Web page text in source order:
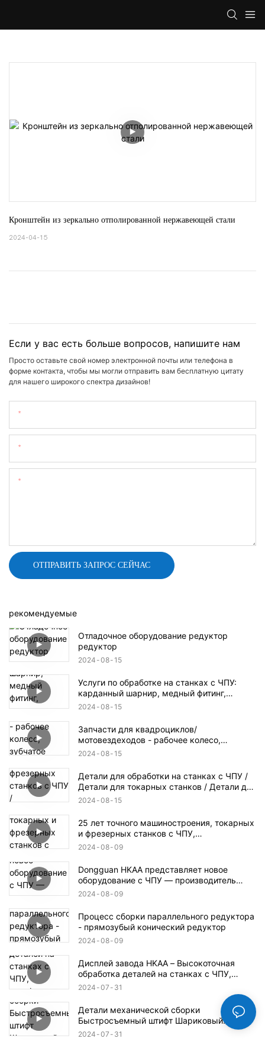
Кронштейн из зеркально отполированной нержавеющей стали
2024-04-15
Если у вас есть больше вопросов, напишите нам
Просто оставьте свой номер электронной почты или телефона в
форме контакта, чтобы мы могли отправить вам бесплатную цитату
для нашего широкого спектра дизайнов!
ОТПРАВИТЬ ЗАПРОС СЕЙЧАС
рекомендуемые
Отладочное оборудование редуктор
редуктор
2024 08 15
Услуги по обработке на станках с ЧПУ:
карданный шарнир, медный фитинг,
детали гидроцикла, дроссельный клапан,
2024 08 15
Запчасти для квадроциклов/
мотовездеходов - рабочее колесо,
зубчатое колесо, гидравлический
2024 08 15
Детали для обработки на станках с ЧПУ /
Детали для токарных станков / Детали для
фрезерных станков с ЧПУ / Пластиковые
аэрокосмической и оборонной
промышленности
2024 08 15
25 лет точного машиностроения, токарных
и фрезерных станков с ЧПУ,
производитель в Дунгуане
2024 08 09
Dongguan HKAA представляет новое
оборудование с ЧПУ — производитель
деталей для обработки с ЧПУ
2024 08 09
Процесс сборки параллельного редуктора
- прямозубый конический редуктор
2024 08 09
Дисплей завода HKAA – Высокоточная
обработка деталей на станках с ЧПУ,
автоформы, детали для аэрокосмической
2024 07 31
Детали механической сборки
Быстросъемный штифт Шариковый
стопорный штифт
2024 07 31